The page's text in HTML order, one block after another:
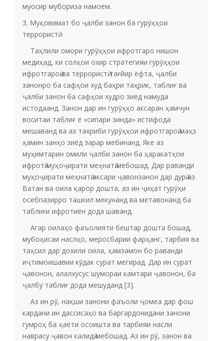
муосир мубориза намоем.
3. Муқовимат бо ҷалби занон ба гурӯҳҳои
террористӣ
Таҳлили омори гурӯҳҳои ифротгаро нишон
медиҳад, ки солҳои охир стратегияи гурӯҳҳои
ифротгароӣ ва террористӣ тағйир ёфта, ҷалби
занонро ба сафҳои худ баҳри таҳрик, таблиғ ва
ҷалби занон ба сафҳои худро зиёд намуда
истодаанд. Занон дар ин гурӯҳҳо аксаран ҳамчун
воситаи таблиғ ё «сипари зинда» истифода
мешаванд ва аз тахриби гурӯҳҳои ифротгароӣ маҳз
ҳамин занҳо зиёд зарар мебинанд. Яке аз
муҳимтарин омили ҷалби занон ба ҳаракатҳои
ифротӣ муҳоҷирати меҳнатӣ мебошад. Дар раванди
муҳоҷирати меҳнатӣ аксари ҷавонзанон дар дурӣ аз
Ватан ва оила қарор дошта, аз ин ҷиҳат гурӯҳи
осебпазирро ташкил мекунанд ва метавонанд ба
таблиғи ифротиён дода шаванд.
Агар оилаҳо фаъолияти бештар дошта бошад,
мубоҳисаи наслҳо, меросбарии фарҳанг, тарбия ва
таҳсил дар дохили оила, ҳамзамон бо раванди
иҷтимоишавии кӯдак сурат мегирад. Дар ин сурат
ҷавонон, алалхусус шумораи камтари ҷавонон, ба
ҷалбу таблиғ дода мешуданд [3].
Аз ин рӯ, нақши занони фаъоли ҷомеа дар фош
кардани ин дассисаҳо ва баргардонидани занони
гумроҳ ба ҳаёти осоишта ва тарбияи насли
наврасу ҷавон калидӣ мебошад. Аз ин рӯ, занон ва